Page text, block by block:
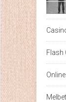
Flash